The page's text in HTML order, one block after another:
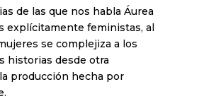
de las que nos habla Áurea
explícitamente feministas, al
se complejiza a los
historias desde otra
producción hecha por